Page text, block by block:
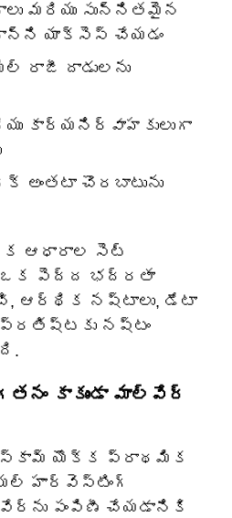
మరియు సున్నితమైన
యాక్సెస్ చేయడం
రాజీ దాడులను
కార్యనిర్వాహకులుగా
అంతటా చొరబాటును
ఆధారాల సెట్
ఒక పెద్ద భద్రతా
ఆర్థిక నష్టాలు, డేటా
నష్టం
కాకుండా మాల్వేర్
యొక్క ప్రాథమిక
హార్వెస్టింగ్
పంపిణీ చేయడానికి